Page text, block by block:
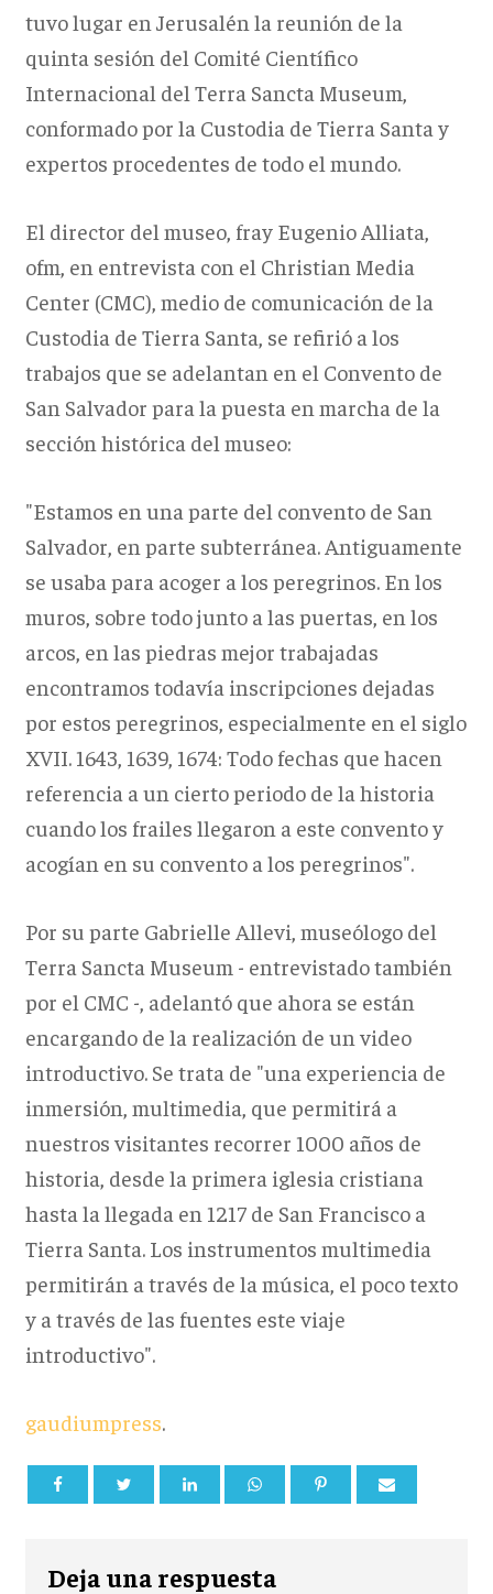
tuvo lugar en Jerusalén la reunión de la
quinta sesión del Comité Científico
Internacional del Terra Sancta Museum,
conformado por la Custodia de Tierra Santa y
expertos procedentes de todo el mundo.
El director del museo, fray Eugenio Alliata,
ofm, en entrevista con el Christian Media
Center (CMC), medio de comunicación de la
Custodia de Tierra Santa, se refirió a los
trabajos que se adelantan en el Convento de
San Salvador para la puesta en marcha de la
sección histórica del museo:
"Estamos en una parte del convento de San
Salvador, en parte subterránea. Antiguamente
se usaba para acoger a los peregrinos. En los
muros, sobre todo junto a las puertas, en los
arcos, en las piedras mejor trabajadas
encontramos todavía inscripciones dejadas
por estos peregrinos, especialmente en el siglo
XVII. 1643, 1639, 1674: Todo fechas que hacen
referencia a un cierto periodo de la historia
cuando los frailes llegaron a este convento y
acogían en su convento a los peregrinos".
Por su parte Gabrielle Allevi, museólogo del
Terra Sancta Museum - entrevistado también
por el CMC -, adelantó que ahora se están
encargando de la realización de un video
introductivo. Se trata de "una experiencia de
inmersión, multimedia, que permitirá a
nuestros visitantes recorrer 1000 años de
historia, desde la primera iglesia cristiana
hasta la llegada en 1217 de San Francisco a
Tierra Santa. Los instrumentos multimedia
permitirán a través de la música, el poco texto
y a través de las fuentes este viaje
introductivo".
gaudiumpress.
Deja una respuesta